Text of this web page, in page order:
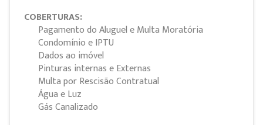
COBERTURAS:
Pagamento do Aluguel e Multa Moratória
Condomínio e IPTU
Dados ao imóvel
Pinturas internas e Externas
Multa por Rescisão Contratual
Água e Luz
Gás Canalizado